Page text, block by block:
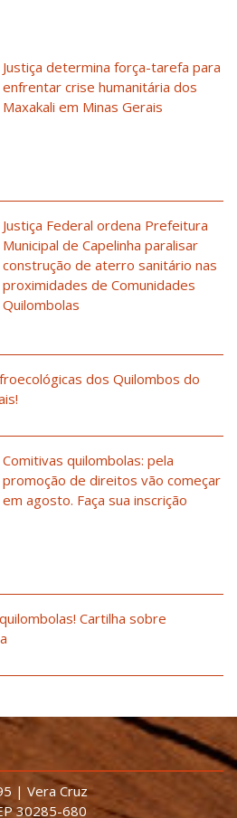
Justiça determina força-tarefa para
enfrentar crise humanitária dos
Maxakali em Minas Gerais
Justiça Federal ordena Prefeitura
Municipal de Capelinha paralisar
construção de aterro sanitário nas
proximidades de Comunidades
Quilombolas
dos Quilombos do
Comitivas quilombolas: pela
promoção de direitos vão começar
em agosto. Faça sua inscrição
Cartilha sobre
| Vera Cruz
30285-680